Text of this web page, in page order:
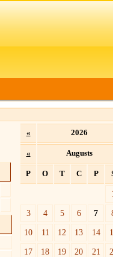
« 2026
« Augusts
P O T C P
3
4 5 6 7
10
11 12 13 14
17
18 19 20 21